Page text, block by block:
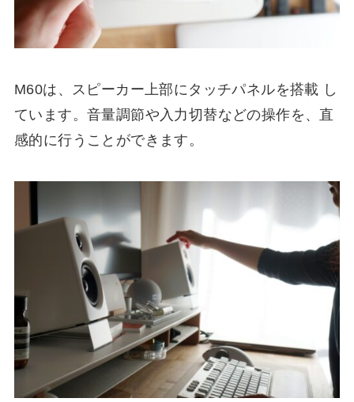
M60は、スピーカー上部にタッチパネルを搭載 し
ています。音量調節や入力切替などの操作を、直
感的に行うことができます。